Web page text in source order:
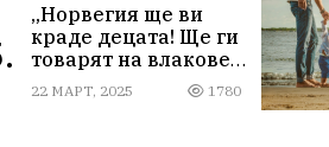
„Норвегия ще ви
краде децата! Ще ги
товарят на влакове
от гара Подуяне“
22 МАРТ, 2025 1780